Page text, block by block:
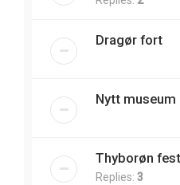
Dragør fort
Nytt museum
Thyborøn
Replies: 3